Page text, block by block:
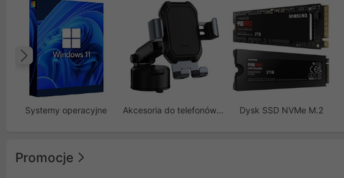
Systemy operacyjne Akcesoria do telefonów GSM Dysk SSD NVMe M.2
Poprzedni
Promocje